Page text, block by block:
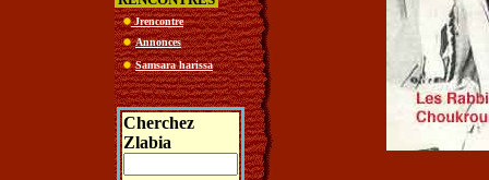
Jrencontre
Annonces
Samsara harissa
Cherchez
Zlabia